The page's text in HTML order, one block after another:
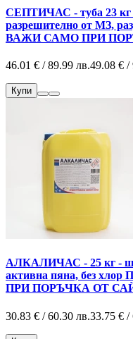
СЕПТИЧАС - туба 23 кг -
разрешително от МЗ,
ВАЖИ САМО ПРИ
46.01 € / 89.99 лв.49.08 € /
Купи
АЛКАЛИЧАС - 25 кг -
активна пяна, без
ПРИ ПОРЪЧКА ОТ
30.83 € / 60.30 лв.33.75 € /